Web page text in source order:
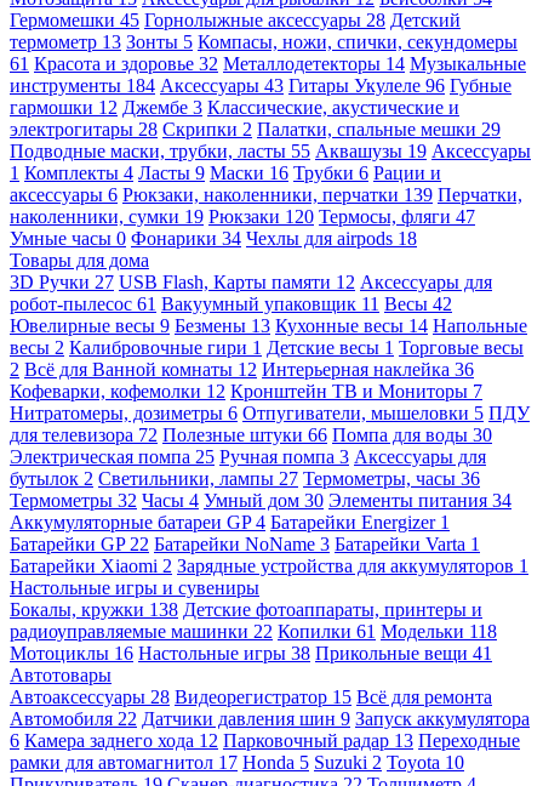
Гермомешки 45 Горнолыжные аксессуары 28 Детский
термометр 13 Зонты 5 Компасы, ножи, спички, секундомеры
61 Красота и здоровье 32 Металлодетекторы 14 Музыкальные
инструменты 184 Аксессуары 43 Гитары Укулеле 96 Губные
гармошки 12 Джембе 3 Классические, акустические и
электрогитары 28 Скрипки 2 Палатки, спальные мешки 29
Подводные маски, трубки, ласты 55 Аквашузы 19 Аксессуары
1 Комплекты 4 Ласты 9 Маски 16 Трубки 6 Рации и
аксессуары 6 Рюкзаки, наколенники, перчатки 139 Перчатки,
наколенники, сумки 19 Рюкзаки 120 Термосы, фляги 47
Умные часы 0 Фонарики 34 Чехлы для airpods 18
Товары для дома
3D Ручки 27 USB Flash, Карты памяти 12 Аксессуары для
робот-пылесос 61 Вакуумный упаковщик 11 Весы 42
Ювелирные весы 9 Безмены 13 Кухонные весы 14 Напольные
весы 2 Калибровочные гири 1 Детские весы 1 Торговые весы
2 Всё для Ванной комнаты 12 Интерьерная наклейка 36
Кофеварки, кофемолки 12 Кронштейн ТВ и Мониторы 7
Нитратомеры, дозиметры 6 Отпугиватели, мышеловки 5 ПДУ
для телевизора 72 Полезные штуки 66 Помпа для воды 30
Электрическая помпа 25 Ручная помпа 3 Аксессуары для
бутылок 2 Светильники, лампы 27 Термометры, часы 36
Термометры 32 Часы 4 Умный дом 30 Элементы питания 34
Аккумуляторные батареи GP4 Батарейки Energizer 1
Батарейки GP 22 Батарейки NoName 3 Батарейки Varta 1
Батарейки Xiaomi 2 Зарядные устройства для аккумуляторов 1
Настольные игры и сувениры
Бокалы, кружки 138 Детские фотоаппараты, принтеры и
радиоуправляемые машинки 22 Копилки 61 Модельки 118
Мотоциклы 16 Настольные игры 38 Прикольные вещи 41
Автотовары
Автоаксессуары 28 Видеорегистратор 15 Всё для ремонта
Автомобиля 22 Датчики давления шин 9 Запуск аккумулятора
6 Камера заднего хода 12 Парковочный радар 13 Переходные
рамки для автомагнитол 17 Honda 5 Suzuki 2 Toyota 10